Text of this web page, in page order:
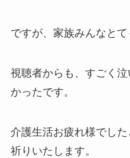
ですが、家族みんなとて
視聴者からも、すごく
かったです。
介護生活お疲れ様でし
祈りいたします。